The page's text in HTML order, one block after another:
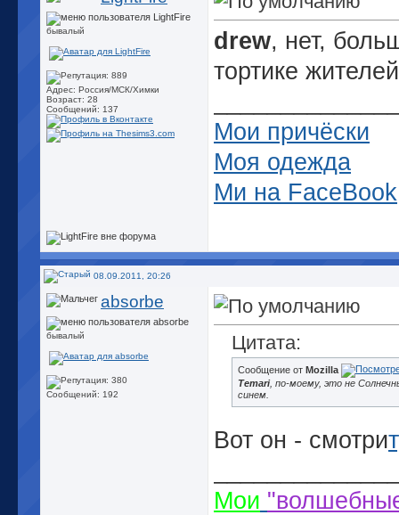
бывалый
Адрес: Россия/МСК/Химки
Возраст: 28
Сообщений: 137
drew, нет,
тортике
Мои причёски
Моя одежда
Ми на FaceBook
08.09.2011, 20:26
absorbe
бывалый
Сообщений: 192
Цитата:
Сообщение от Mozilla
Temari, по-моему, это не
синем.
Вот он - смотри
Мои